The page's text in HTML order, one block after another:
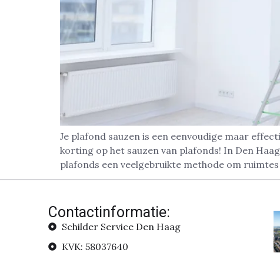
Je plafond sauzen is een eenvoudige maar
korting op het sauzen van plafonds! In Den
plafonds een veelgebruikte methode om
Contactinformatie:
Schilder Service Den Haag
KVK: 58037640